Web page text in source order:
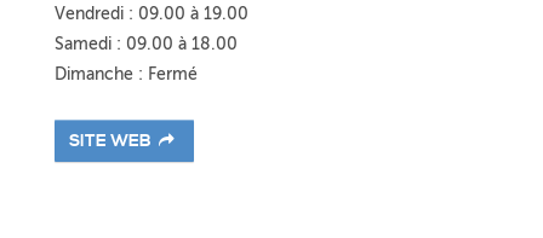
Vendredi : 09.00 à 19.00
Samedi : 09.00 à 18.00
Dimanche : Fermé
SITE WEB